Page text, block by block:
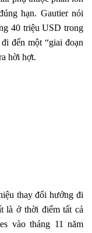
hạn. Gautier nói
40 triệu USD trong
đến một “giai đoạn
hời hợt.
thay đổi hướng đi
là ở thời điểm tất cả
vào tháng 11 năm